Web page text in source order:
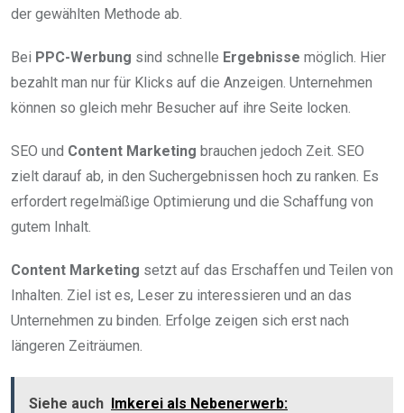
der gewählten Methode ab.
Bei PPC-Werbung sind schnelle Ergebnisse möglich. Hier
bezahlt man nur für Klicks auf die Anzeigen. Unternehmen
können so gleich mehr Besucher auf ihre Seite locken.
SEO und Content Marketing brauchen jedoch Zeit. SEO
zielt darauf ab, in den Suchergebnissen hoch zu ranken. Es
erfordert regelmäßige Optimierung und die Schaffung von
gutem Inhalt.
Content Marketing setzt auf das Erschaffen und Teilen von
Inhalten. Ziel ist es, Leser zu interessieren und an das
Unternehmen zu binden. Erfolge zeigen sich erst nach
längeren Zeiträumen.
Siehe auch Imkerei als Nebenerwerb: